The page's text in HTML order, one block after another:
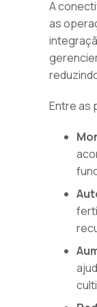
A
as
Entre as